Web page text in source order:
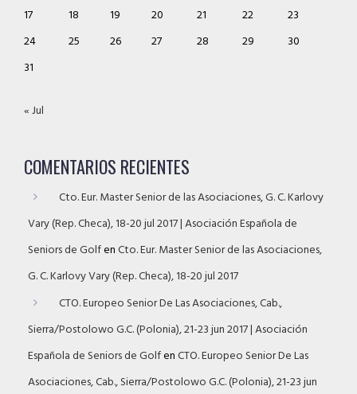
17
18 19 20 21 22
23
24
25 26 27 28 29
30
31
« Jul
COMENTARIOS RECIENTES
Cto. Eur. Master Senior de las Asociaciones, G. C. Karlovy
Vary (Rep. Checa), 18-20 jul 2017 | Asociación Española de
Seniors de GolfenCto. Eur. Master Senior de las Asociaciones,
G. C. Karlovy Vary (Rep. Checa), 18-20 jul 2017
CTO. Europeo Senior De Las Asociaciones, Cab.,
Sierra/Postolowo G.C. (Polonia), 21-23 jun 2017 | Asociación
Española de Seniors de GolfenCTO. Europeo Senior De Las
Asociaciones, Cab., Sierra/Postolowo G.C. (Polonia), 21-23 jun